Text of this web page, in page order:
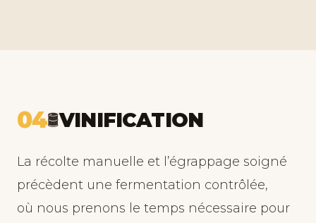
04🛢️VINIFICATION
La récolte manuelle et l’égrappage soigné
précèdent une fermentation contrôlée,
où nous prenons le temps nécessaire pour